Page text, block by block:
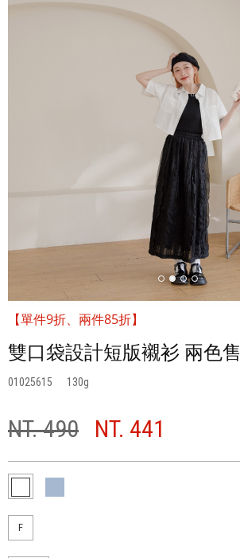
【單件9折、兩件85折】
雙口袋設計短版襯衫 兩色售
01025615 130
NT. 490 NT. 441
F